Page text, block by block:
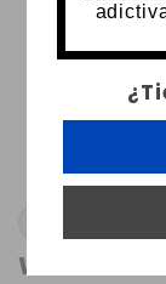
WATERMELON KIWI STRAWBERRY